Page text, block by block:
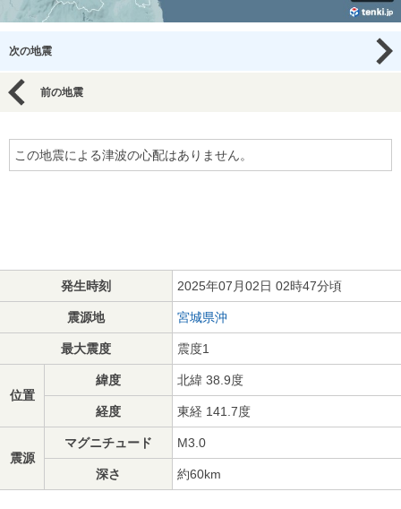
次の地震
前の地震
この地震による津波の心配はありません。
発生時刻 2025年07月02日 02時47分頃
震源地 宮城県沖
最大震度 震度1
位置
緯度 北緯 38.9度
経度 東経 141.7度
震源
マグニチュード M3.0
深さ 約60km